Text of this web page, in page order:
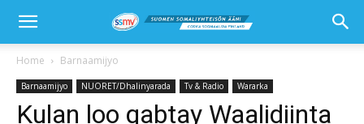
Home Barnaamijyo
Barnaamijyo NUORET/Dhalinyarada Tv & Radio Wararka
Kulan loo qabtay Waalidiinta